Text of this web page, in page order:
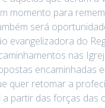
momento para
será
evangelizadora do
nas
encaminhadas
quer retomar a
partir das forças das